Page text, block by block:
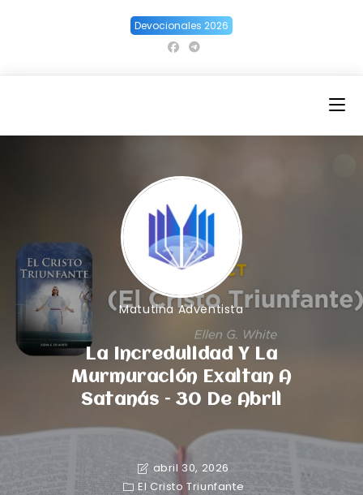
Devocionales 2026
Matutina Adventista
La Incredulidad Y La
Murmuración Exaltan A
Satanás – 30 De Abril
abril 30, 2026
El Cristo Triunfante